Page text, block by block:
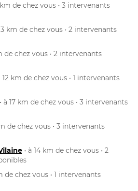
km de chez vous • 3 intervenants
km de chez vous • 2 intervenants
de chez vous • 2 intervenants
12 km de chez vous • 1 intervenants
• à 17 km de chez vous • 3 intervenants
de chez vous • 3 intervenants
• à 14 km de chez vous • 2
de chez vous • 1 intervenants